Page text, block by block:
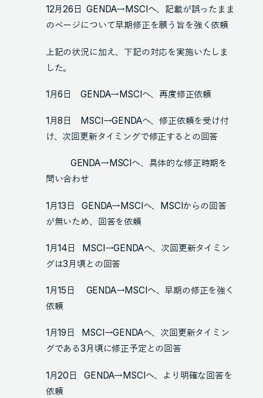
12月26日 GENDA→MSCIへ、記載が誤ったまま
のページについて早期修正を願う旨を強く依頼
上記の状況に加え、下記の対応を実施いたしま
した。
1月6日 GENDA→MSCIへ、再度修正依頼
1月8日 MSCI→GENDAへ、修正依頼を受け付
け、次回更新タイミングで修正するとの回答
GENDA→MSCIへ、具体的な修正時期を
問い合わせ
1月13日 GENDA→MSCIへ、MSCIからの回答
が無いため、回答を依頼
1月14日 MSCI→GENDAへ、次回更新タイミン
グは3月頃との回答
1月15日 GENDA→MSCIへ、早期の修正を強く
依頼
1月19日 MSCI→GENDAへ、次回更新タイミン
グである3月頃に修正予定との回答
1月20日 GENDA→MSCIへ、より明確な回答を
依頼